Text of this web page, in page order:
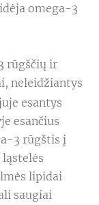
omega-3
rūgščių ir
neleidžiantys
esantys
esančius
3 rūgštis į
lipidai
saugiai